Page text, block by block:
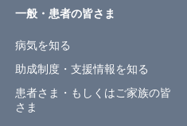
一般・患者の皆さま
病気を知る
助成制度・支援情報を知る
患者さま・もしくはご家族の皆
さま